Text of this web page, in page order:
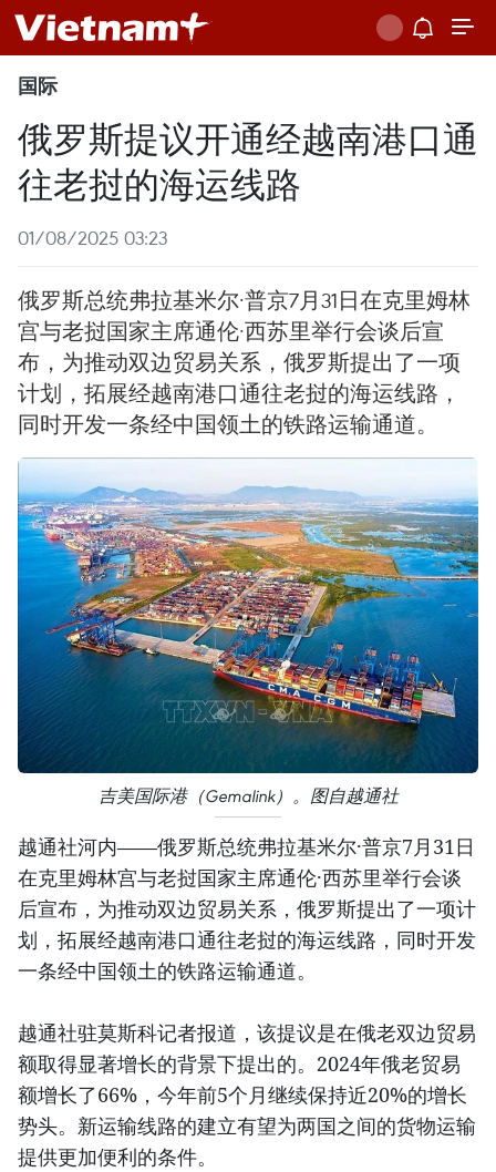
国际
俄罗斯提议开通经越南港口通
往老挝的海运线路
01/08/2025 03:23
俄罗斯总统弗拉基米尔·普京7月31日在克里姆林
宫与老挝国家主席通伦·西苏里举行会谈后宣
布，为推动双边贸易关系，俄罗斯提出了一项
计划，拓展经越南港口通往老挝的海运线路，
同时开发一条经中国领土的铁路运输通道。
吉美国际港（Gemalink）。图自越通社
越通社河内——俄罗斯总统弗拉基米尔·普京7月31日
在克里姆林宫与老挝国家主席通伦·西苏里举行会谈
后宣布，为推动双边贸易关系，俄罗斯提出了一项计
划，拓展经越南港口通往老挝的海运线路，同时开发
一条经中国领土的铁路运输通道。
越通社驻莫斯科记者报道，该提议是在俄老双边贸易
额取得显著增长的背景下提出的。2024年俄老贸易
额增长了66%，今年前5个月继续保持近20%的增长
势头。新运输线路的建立有望为两国之间的货物运输
提供更加便利的条件。